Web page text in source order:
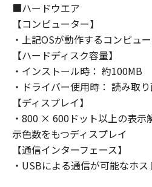
７．保証の否認・免責
(1) 「本ソフトウェア」は
状態で使用許諾されます。
のライセンサー、キヤノン
の関連会社、それらの販売
のいずれも、「本ソフトウ
品性および特定の目的への
め、いかなる保証も、明
問わず一切しないものとし
(2) キヤノン、キヤノンのラ
ンの子会社、キヤノンの関
■ハードウエア
【コンピューター】
・上記OSが動作するコンピュ
【ハードディスク容量】
・インストール時： 約100MB
・ドライバー使用時： 読み取
【ディスプレイ】
・800 × 600ドット以上の表示
示色数をもつディスプレイ
【通信インターフェース】
・USBによる通信が可能なホ